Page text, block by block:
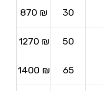
30
₪ 870
50
₪ 1270
65
₪ 1400